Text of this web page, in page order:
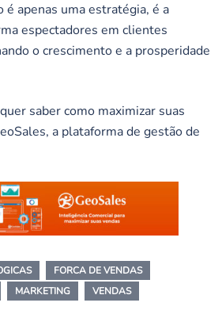
é apenas uma estratégia, é a
espectadores em clientes
o crescimento e a prosperidade
saber como maximizar suas
a plataforma de gestão de
FORCA DE VENDAS
MARKETING VENDAS